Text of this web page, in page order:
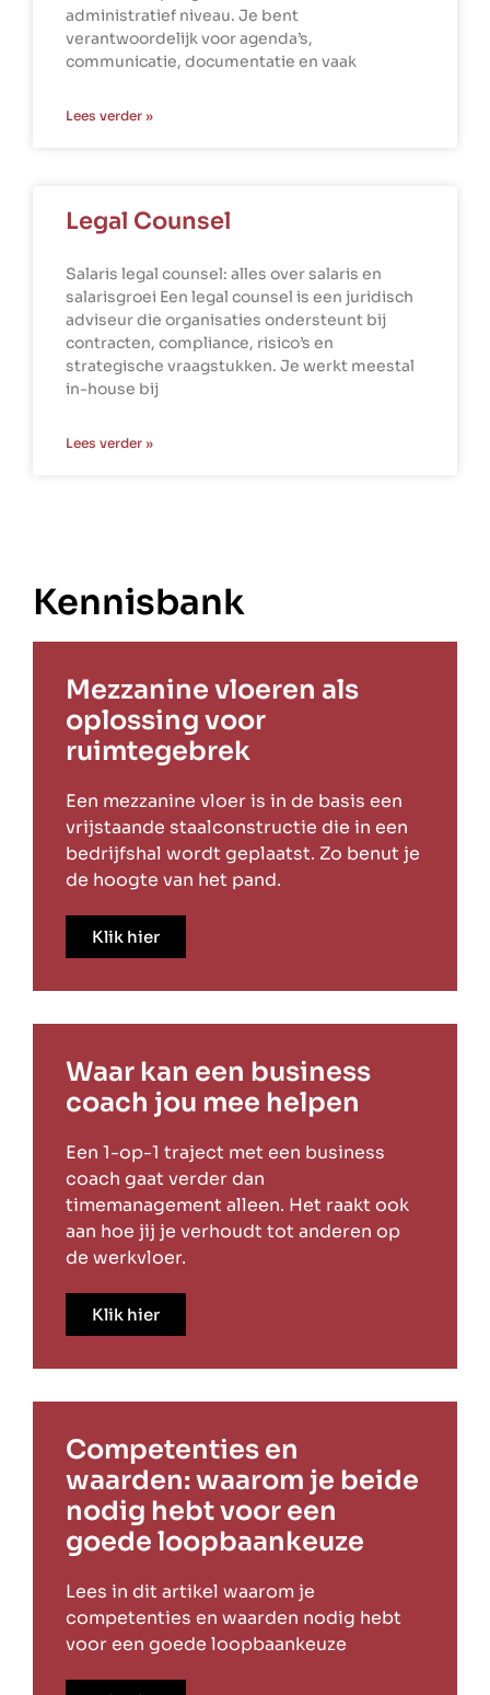
administratief niveau. Je bent
verantwoordelijk voor agenda’s,
communicatie, documentatie en vaak
Lees verder »
Legal Counsel
Salaris legal counsel: alles over salaris en
salarisgroei Een legal counsel is een juridisch
adviseur die organisaties ondersteunt bij
contracten, compliance, risico’s en
strategische vraagstukken. Je werkt meestal
in-house bij
Lees verder »
Kennisbank
Mezzanine vloeren als
oplossing voor
ruimtegebrek
Een mezzanine vloer is in de basis een
vrijstaande staalconstructie die in een
bedrijfshal wordt geplaatst. Zo benut je
de hoogte van het pand.
Klik hier
Waar kan een business
coach jou mee helpen
Een 1-op-1 traject met een business
coach gaat verder dan
timemanagement alleen. Het raakt ook
aan hoe jij je verhoudt tot anderen op
de werkvloer.
Klik hier
Competenties en
waarden: waarom je beide
nodig hebt voor een
goede loopbaankeuze
Lees in dit artikel waarom je
competenties en waarden nodig hebt
voor een goede loopbaankeuze